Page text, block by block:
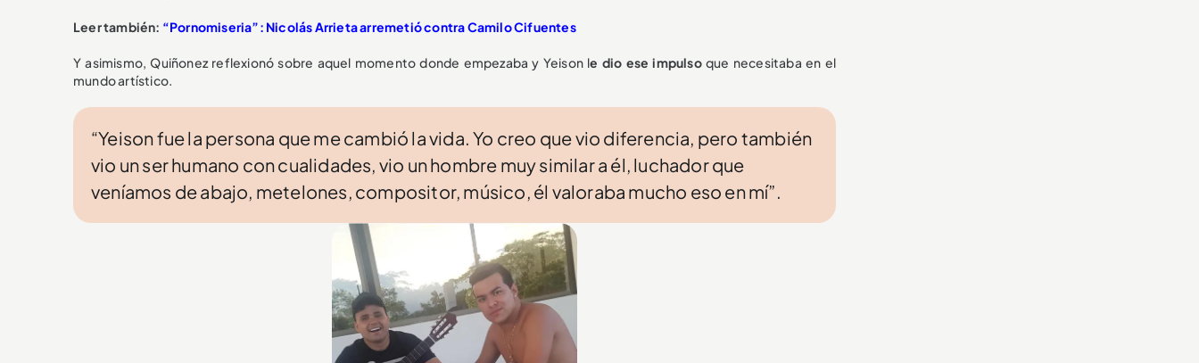
Leer también: “Pornomiseria”: Nicolás Arrieta arremetió contra Camilo Cifuentes
Y asimismo, Quiñonez reflexionó sobre aquel momento donde empezaba y Yeison le dio ese impulso que necesitaba en el
mundo artístico.
“Yeison fue la persona que me cambió la vida. Yo creo que vio diferencia, pero también
vio un ser humano con cualidades, vio un hombre muy similar a él, luchador que
veníamos de abajo, metelones, compositor, músico, él valoraba mucho eso en mí”.